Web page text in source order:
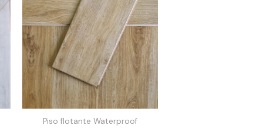
Piso flotante Waterproof